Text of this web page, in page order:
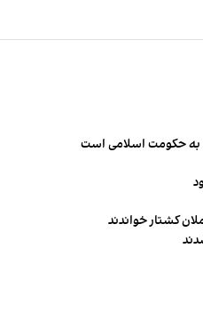
به حکومت اسلامی است
کشتار خواندند